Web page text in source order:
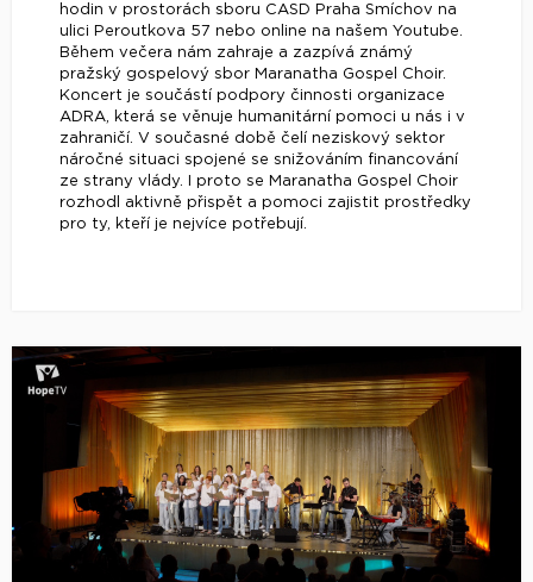
hodin v prostorách sboru CASD Praha Smíchov na
ulici Peroutkova 57 nebo online na našem Youtube.
Během večera nám zahraje a zazpívá známý
pražský gospelový sbor Maranatha Gospel Choir.
Koncert je součástí podpory činnosti organizace
ADRA, která se věnuje humanitární pomoci u nás i v
zahraničí. V současné době čelí neziskový sektor
náročné situaci spojené se snižováním financování
ze strany vlády. I proto se Maranatha Gospel Choir
rozhodl aktivně přispět a pomoci zajistit prostředky
pro ty, kteří je nejvíce potřebují.